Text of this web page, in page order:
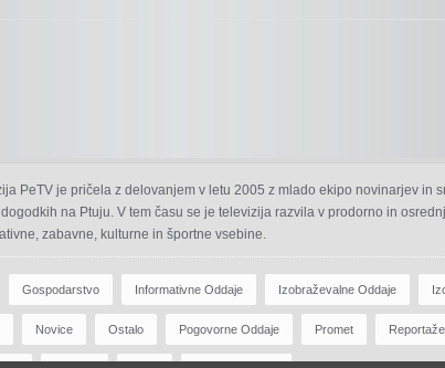
PeTV je pričela z delovanjem v letu 2005 z mlado ekipo novinarjev in
na Ptuju. V tem času se je televizija razvila v prodorno in
zabavne, kulturne in športne vsebine.
Gospodarstvo Informativne Oddaje Izobraževalne Oddaje
Novice Ostalo Pogovorne Oddaje Promet Reportaže